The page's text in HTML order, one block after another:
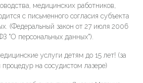
медицинских работников,
с письменного согласия субъекта
(Федеральный закон от 27 июля 2006
"О персональных данных").
услуги детям до 15 лет! (за
на сосудистом лазере)